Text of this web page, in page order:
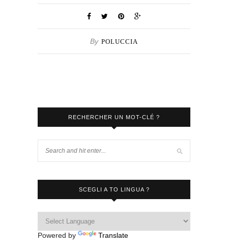
By POLUCCIA
RECHERCHER UN MOT-CLÉ ?
SCEGLI A TO LINGUA ?
Powered by Translate